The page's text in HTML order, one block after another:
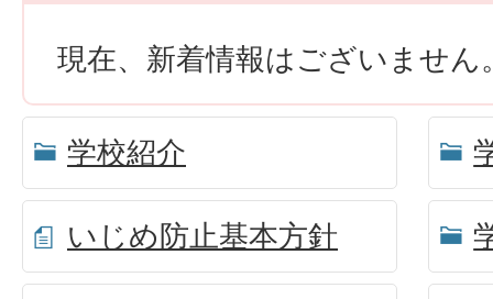
現在、新着情報はございません
学校紹介
いじめ防止基本方針